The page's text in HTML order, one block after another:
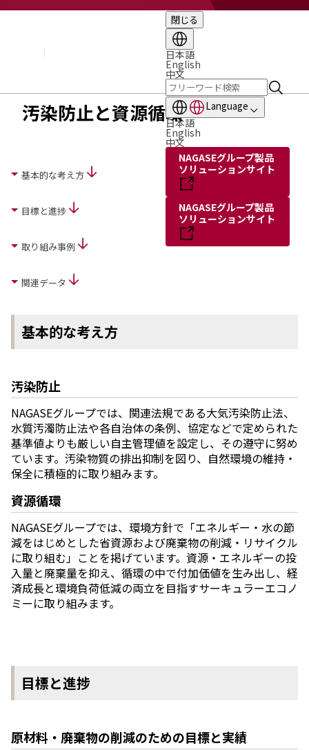
閉じる
日本語
English
中文
Language
日本語
English
中文
NAGASEグループ製品
ソリューションサイト
NAGASEグループ製品
ソリューションサイト
役員・執行役員
ニュース
2026年
2024年
2023年
2022年
2021年
2020年
2019年
2018年
2016年
2015年
2014年
事業案内
機能化学品事業部
スペシャリティケミカル事業部
ポリマーグローバルアカウント事業部
ライフ＆ヘルスケア製品事業部
ナガセバイオイノベーションセンター
ナガセアプリケーションワークショップ
NAGASEバイオテック室
汚染防止と資源循環
基本的な考え方
目標と進捗
取り組み事例
関連データ
基本的な考え方
汚染防止
NAGASEグループでは、関連法規である大気汚染防止法、
水質汚濁防止法や各自治体の条例、協定などで定められた
基準値よりも厳しい自主管理値を設定し、その遵守に努め
ています。汚染物質の排出抑制を図り、自然環境の維持・
保全に積極的に取り組みます。
資源循環
NAGASEグループでは、環境方針で「エネルギー・水の節
減をはじめとした省資源および廃棄物の削減・リサイクル
に取り組む」ことを掲げています。資源・エネルギーの投
入量と廃棄量を抑え、循環の中で付加価値を生み出し、経
済成長と環境負荷低減の両立を目指すサーキュラーエコノ
ミーに取り組みます。
目標と進捗
原材料・廃棄物の削減のための目標と実績